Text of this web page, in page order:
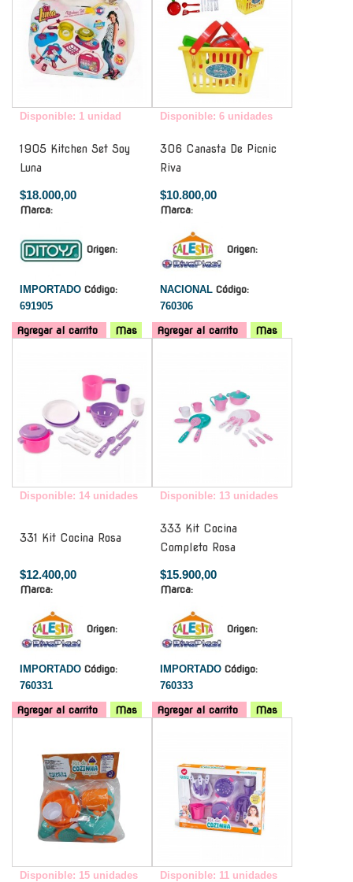
Disponible: 1 unidad
1905 Kitchen Set Soy
Luna
$18.000,00
Marca:
Origen:
IMPORTADO Código:
691905
Agregar al carrito Mas
Disponible: 6 unidades
306 Canasta De Picnic
Riva
$10.800,00
Marca:
Origen:
NACIONAL Código:
760306
Agregar al carrito
Mas
Disponible: 14 unidades
331 Kit Cocina Rosa
$12.400,00
Marca:
Origen:
IMPORTADO Código:
760331
Agregar al carrito Mas
Disponible: 13 unidades
333 Kit Cocina
Completo Rosa
$15.900,00
Marca:
Origen:
IMPORTADO Código:
760333
Agregar al carrito
Mas
Disponible: 15 unidades Disponible: 11 unidades